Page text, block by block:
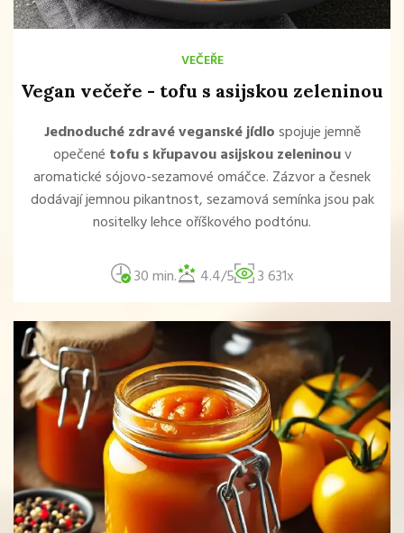
VEČEŘE
Vegan večeře - tofu s asijskou zeleninou
Jednoduché zdravé veganské jídlospojuje jemně
opečené tofu s křupavou asijskou zeleninouv
aromatické sójovo-sezamové omáčce. Zázvor a česnek
dodávají jemnou pikantnost, sezamová semínka jsou pak
nositelky lehce oříškového podtónu.
30 min. 4.4/5 3 631x